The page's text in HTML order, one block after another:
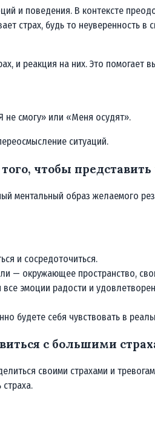
и поведения. В контексте
страх, будь то неуверенность в
и реакция на них. Это помогает
не смогу» или «Меня осудят».
ситуаций.
чтобы
ментальный образ желаемого
и сосредоточиться.
— окружающее пространство,
эмоции радости и
будете себя чувствовать в
с большими
своими страхами и